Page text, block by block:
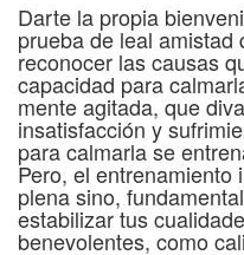
Darte la propia
prueba de leal
reconocer las causas
capacidad para
mente agitada, que
insatisfacción y
para calmarla se
Pero, el entrenamiento
plena sino,
estabilizar tus
benevolentes, como